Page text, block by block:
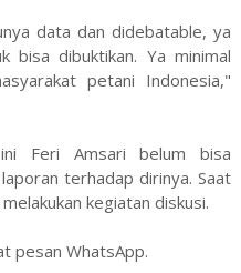
data dan didebatable, ya
bisa dibuktikan. Ya minimal
petani Indonesia,"
Feri Amsari belum bisa
terhadap dirinya. Saat
kegiatan diskusi.
pesan WhatsApp.